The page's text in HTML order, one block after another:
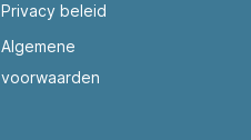
Privacy beleid
Algemene
voorwaarden